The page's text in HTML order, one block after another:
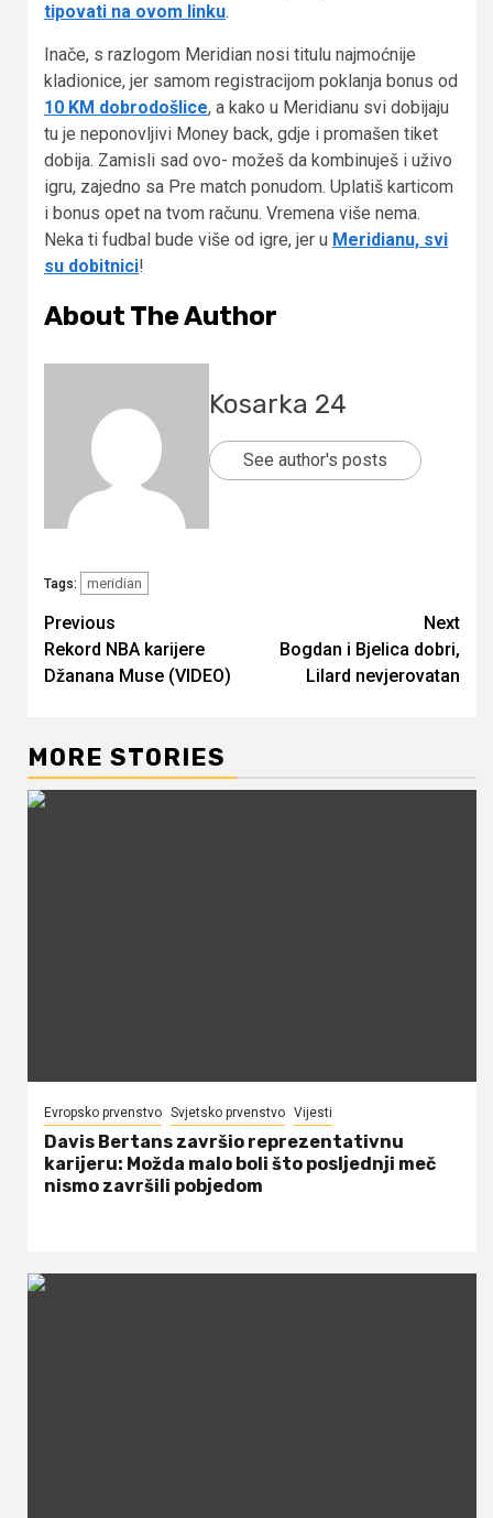
tipovati na ovom linku.
Inače, s razlogom Meridian nosi titulu najmoćnije
kladionice, jer samom registracijom poklanja bonus od
10 KM dobrodošlice, a kako u Meridianu svi dobijaju
tu je neponovljivi Money back, gdje i promašen tiket
dobija. Zamisli sad ovo- možeš da kombinuješ i uživo
igru, zajedno sa Pre match ponudom. Uplatiš karticom
i bonus opet na tvom računu. Vremena više nema.
Neka ti fudbal bude više od igre, jer u Meridianu, svi
su dobitnici!
About The Author
Kosarka 24
See author's posts
Tags: meridian
Continue
Reading
Previous
Rekord NBA karijere
Džanana Muse (VIDEO)
Next
Bogdan i Bjelica dobri,
Lilard nevjerovatan
MORE STORIES
Evropsko prvenstvo Svjetsko prvenstvo Vijesti
Davis Bertans završio reprezentativnu
karijeru: Možda malo boli što posljednji meč
nismo završili pobjedom